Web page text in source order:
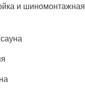
и шиномонтажная